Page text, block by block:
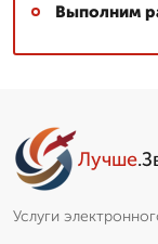
Выполним
Лучше
Услуги